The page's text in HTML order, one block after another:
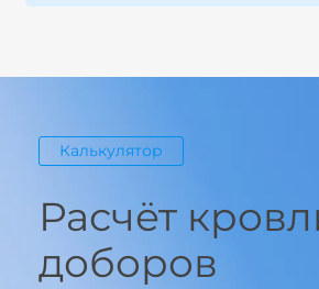
Калькулятор
Расчёт
доборов